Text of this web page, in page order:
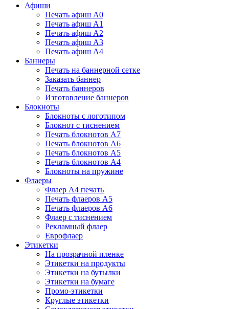
Афиши
Печать афиш А0
Печать афиш А1
Печать афиш А2
Печать афиш А3
Печать афиш А4
Баннеры
Печать на баннерной сетке
Заказать баннер
Печать баннеров
Изготовление баннеров
Блокноты
Блокноты с логотипом
Блокнот с тиснением
Печать блокнотов А7
Печать блокнотов А6
Печать блокнотов А5
Печать блокнотов А4
Блокноты на пружине
Флаеры
Флаер А4 печать
Печать флаеров А5
Печать флаеров А6
Флаер с тиснением
Рекламный флаер
Еврофлаер
Этикетки
На прозрачной пленке
Этикетки на продукты
Этикетки на бутылки
Этикетки на бумаге
Промо-этикетки
Круглые этикетки